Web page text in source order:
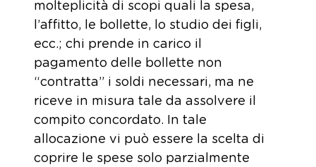
molteplicità di scopi quali la spesa,
l’affitto, le bollette, lo studio dei figli,
ecc.; chi prende in carico il
pagamento delle bollette non
“contratta” i soldi necessari, ma ne
riceve in misura tale da assolvere il
compito concordato. In tale
allocazione vi può essere la scelta di
coprire le spese solo parzialmente